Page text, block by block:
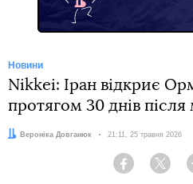
Новини
Nikkei: Іран відкриє
протягом 30 днів
Автор:Вероніка Довганюк Дата:
21:11, 25 травня 2026
Facebook